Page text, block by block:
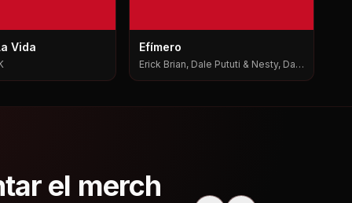
Vida Efímero
Erick Brian, Dale Pututi & Nesty, Dale
el merch